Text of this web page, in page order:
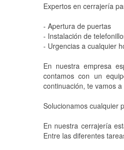
Expertos en cerrajería
- Apertura de puertas
- Instalación de
- Urgencias a cualquier
En nuestra empresa
contamos con un
continuación, te vamos
Solucionamos cualquier
En nuestra cerrajería
Entre las diferentes